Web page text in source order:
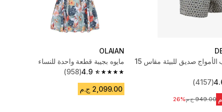
شورت ركوب الأمواج صديق للبيئة مقاس 15
(4157)
السعر قبل التخفيض
949.00 ج.م 26%
OLAIAN
مايوه بجيبة قطعة واحدة للنساء
4.9
4.9 out of 5 stars from 958 reviews
(958)
2,099.00 ج.م